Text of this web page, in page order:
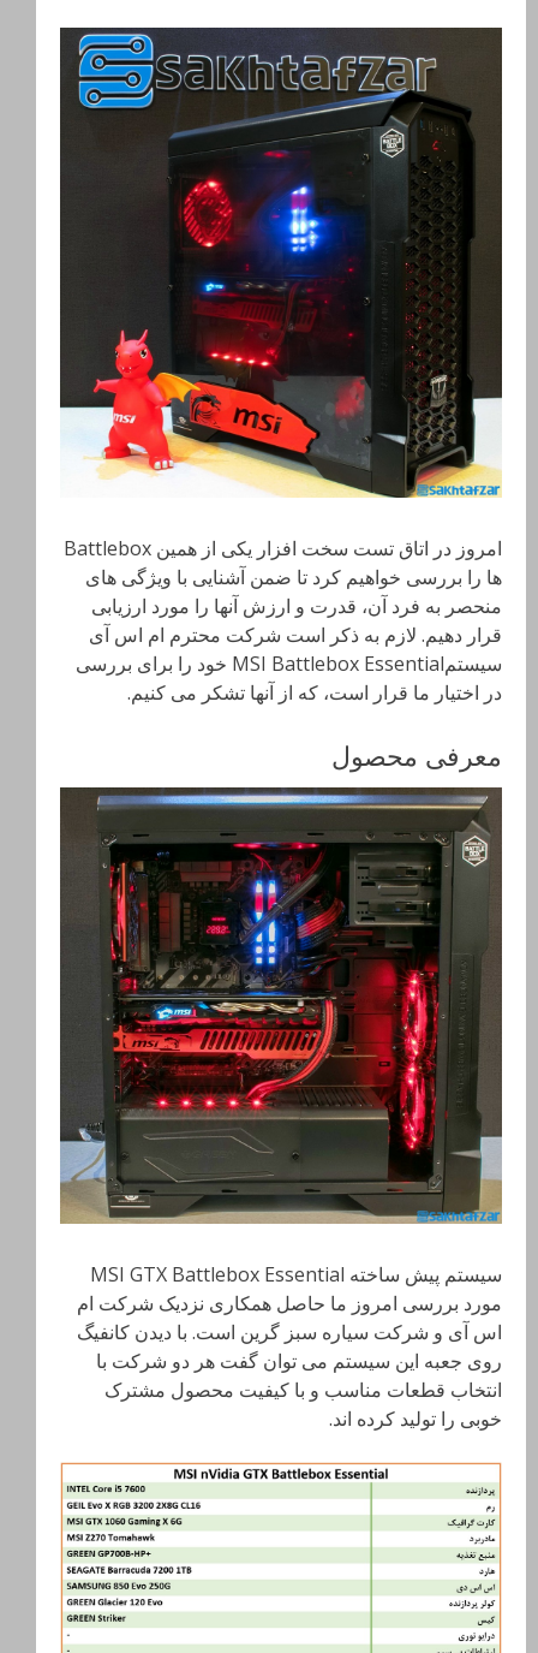
امروز در اتاق تست سخت افزار یکی از همین Battlebox
ها را بررسی خواهیم کرد تا ضمن آشنایی با ویژگی های
منحصر به فرد آن، قدرت و ارزش آنها را مورد ارزیابی
قرار دهیم. لازم به ذکر است شرکت محترم ام اس آی
سیستمMSI Battlebox Essential خود را برای بررسی
در اختیار ما قرار است، که از آنها تشکر می کنیم.
معرفی محصول
سیستم پیش ساخته MSI GTX Battlebox Essential
مورد بررسی امروز ما حاصل همکاری نزدیک شرکت ام
اس آی و شرکت سیاره سبز گرین است. با دیدن کانفیگ
روی جعبه این سیستم می توان گفت هر دو شرکت با
انتخاب قطعات مناسب و با کیفیت محصول مشترک
خوبی را تولید کرده اند.